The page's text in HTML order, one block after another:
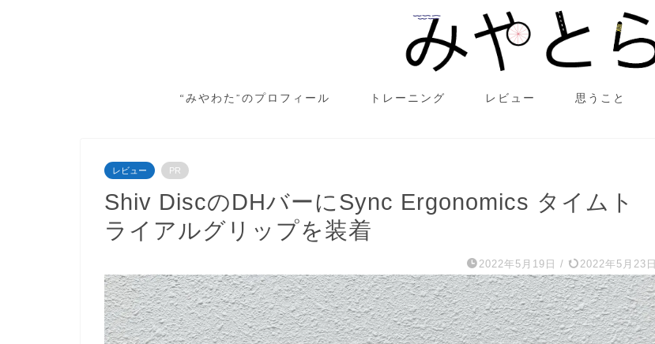
“みやわた”のプロフィール トレーニング レビュー 思うこと
レビュー PR
Shiv DiscのDHバーにSync Ergonomics タイムト
ライアルグリップを装着
2022年5月19日 / 2022年5月23日